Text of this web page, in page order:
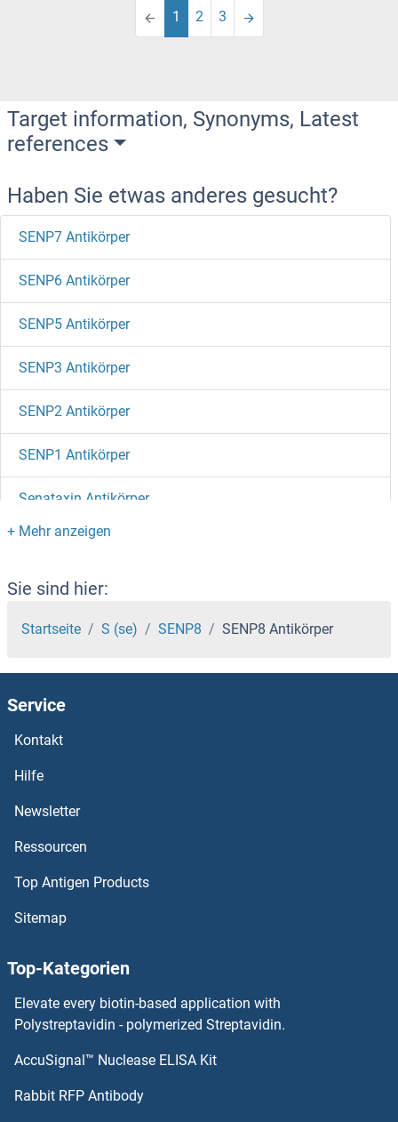
1 2 3
Target information, Synonyms, Latest
references
Haben Sie etwas anderes gesucht?
SENP7 Antikörper
SENP6 Antikörper
SENP5 Antikörper
SENP3 Antikörper
SENP2 Antikörper
SENP1 Antikörper
Senataxin Antikörper
SEMG2 Antikörper
SEMG1 Antikörper
Semaphorin 6C Antikörper
SEMA7A Antikörper
SEMA6D Antikörper
SEMA6A Antikörper
SEMA5B Antikörper
SEMA5A Antikörper
SEMA4F Antikörper
SEMA4D/CD100 Antikörper
SEMA4C Antikörper
Sie sind hier:
Startseite S (se) SENP8 SENP8 Antikörper
Service
Kontakt
Hilfe
Newsletter
Ressourcen
Top Antigen Products
Sitemap
Top-Kategorien
Elevate every biotin-based application with
Polystreptavidin - polymerized Streptavidin.
AccuSignal™ Nuclease ELISA Kit
Rabbit RFP Antibody